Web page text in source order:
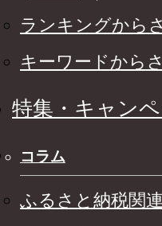
ランキングから
キーワードから
特集・キャン
コラム
ふるさと納税関連